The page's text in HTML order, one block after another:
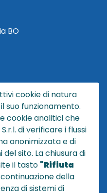
BO
cookie di natura
suo funzionamento.
cookie analitici che
di verificare i flussi
anonimizzata e di
sito. La chiusura di
il tasto "Rifiuta
della
di sistemi di